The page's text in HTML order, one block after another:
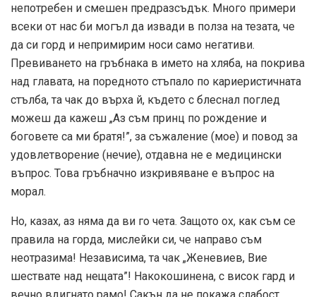
непотребен и смешен предразсъдък. Много примери
всеки от нас би могъл да извади в полза на тезата, че
да си горд и непримирим носи само негативи.
Превиването на гръбнака в името на хляба, на покрива
над главата, на поредното стъпало по кариеристичната
стълба, та чак до върха й, където с блеснал поглед
можеш да кажеш „Аз съм принц по рождение и
боговете са ми братя!”, за съжаление (мое) и повод за
удовлетворение (нечие), отдавна не е медицински
въпрос. Това гръбначно изкривяване е въпрос на
морал.
Но, казах, аз няма да ви го чета. Защото ох, как съм се
правила на горда, мислейки си, че направо съм
неотразима! Независима, та чак „Женевиев, Вие
шествате над нещата”! Накокошинена, с висок гард и
вечно вдигнато рамо! Сакън да не покажа слабост,